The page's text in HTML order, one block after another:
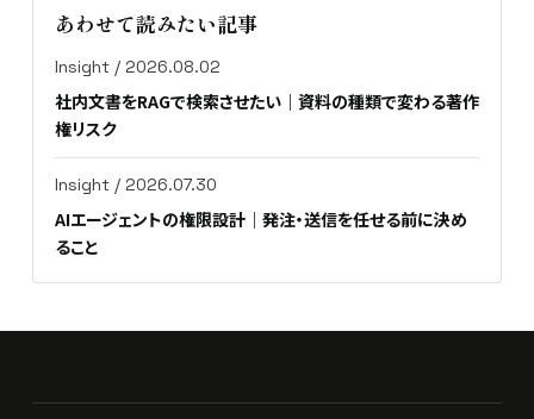
あわせて読みたい記事
Insight / 2026.08.02
社内文書をRAGで検索させたい｜資料の種類で変わる著作
権リスク
Insight / 2026.07.30
AIエージェントの権限設計｜発注・送信を任せる前に決め
ること